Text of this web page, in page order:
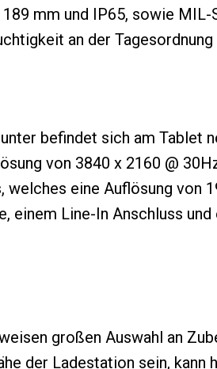
mm und IP65, sowie MIL-
an der Tagesordnung
befindet sich am Tablet
von 3840 x 2160 @
welches eine Auflösung von
Line-In Anschluss und
großen Auswahl an
der Ladestation sein, kann